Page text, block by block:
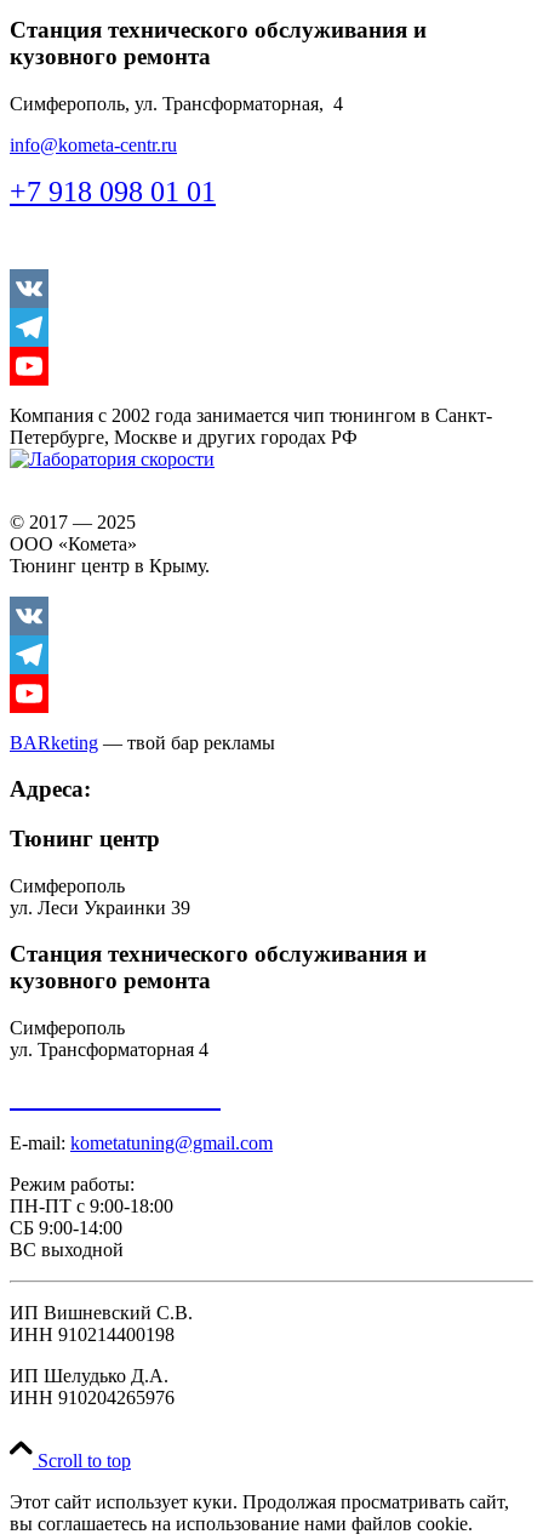
Станция технического обслуживания и
кузовного ремонта
Симферополь, ул. Трансформаторная, 4
info@kometa-centr.ru
+7 918 098 01 01
Vkontakte
Telegram
Youtube
Компания с 2002 года занимается чип тюнингом в Санкт-
Петербурге, Москве и других городах РФ
© 2017 — 2025
ООО «Комета»
Тюнинг центр в Крыму.
Vkontakte
Telegram
Youtube
BARketing — твой бар рекламы
Адреса:
Тюнинг центр
Симферополь
ул. Леси Украинки 39
Станция технического обслуживания и
кузовного ремонта
Симферополь
ул. Трансформаторная 4
E-mail: kometatuning@gmail.com
Режим работы:
ПН-ПТ с 9:00-18:00
СБ 9:00-14:00
ВС выходной
ИП Вишневский С.В.
ИНН 910214400198
ИП Шелудько Д.А.
ИНН 910204265976
Scroll to top
Этот сайт использует куки. Продолжая просматривать сайт,
вы соглашаетесь на использование нами файлов cookie.